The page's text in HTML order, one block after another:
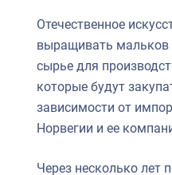
духовно-нравственных
России и мире
Отечественное
выращивать мальков
сырье для
которые будут
зависимости от
Норвегии и ее
Через несколько лет